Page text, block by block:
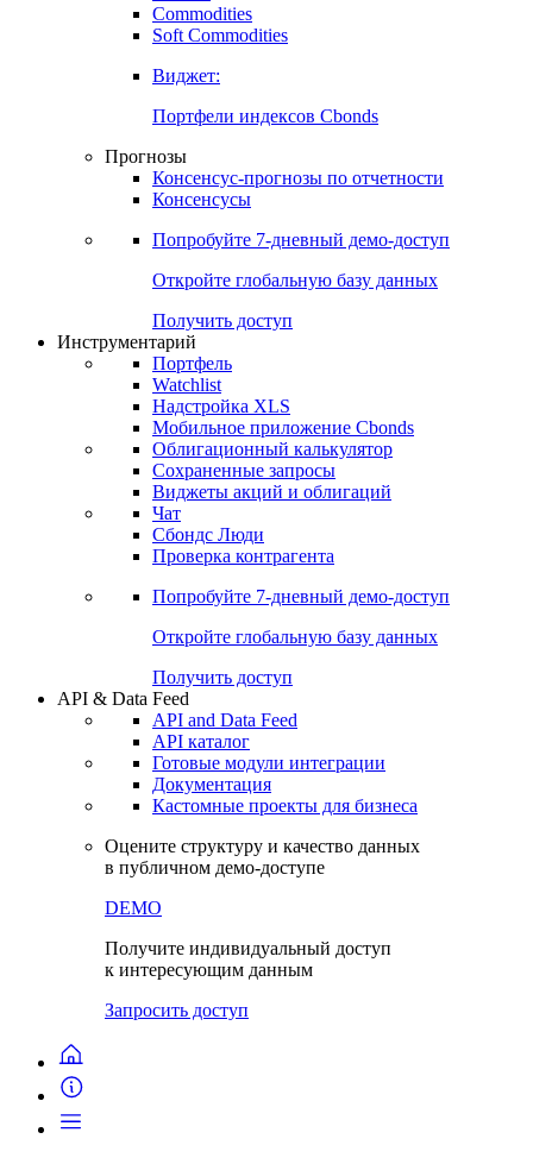
Commodities
Soft Commodities
Виджет:
Портфели индексов Cbonds
Прогнозы
Консенсус-прогнозы по отчетности
Консенсусы
Попробуйте 7-дневный демо-доступ
Откройте глобальную базу данных
Получить доступ
Инструментарий
Портфель
Watchlist
Надстройка XLS
Мобильное приложение Cbonds
Облигационный калькулятор
Сохраненные запросы
Виджеты акций и облигаций
Чат
Сбондс Люди
Проверка контрагента
Попробуйте 7-дневный демо-доступ
Откройте глобальную базу данных
Получить доступ
API & Data Feed
API and Data Feed
API каталог
Готовые модули интеграции
Документация
Кастомные проекты для бизнеса
Оцените структуру и качество данных
в публичном демо-доступе
DEMO
Получите индивидуальный доступ
к интересующим данным
Запросить доступ